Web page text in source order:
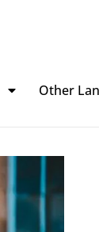
Other